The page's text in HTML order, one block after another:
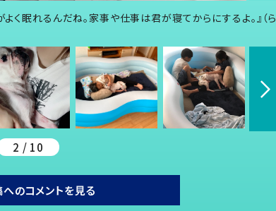
く眠れるんだね。家事や仕事は君が寝てからにするよ。』（ら
2 / 10
のコメントを見る